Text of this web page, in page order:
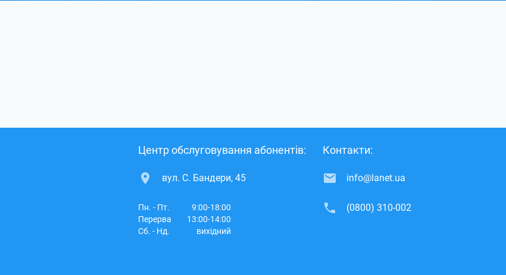
Центр обслуговування абонентів:
вул. С. Бандери, 45
Пн. - Пт.
9:00-18:00
Перерва
13:00-14:00
Сб. - Нд.
вихідний
Контакти:
info@lanet.ua
(0800) 310-002